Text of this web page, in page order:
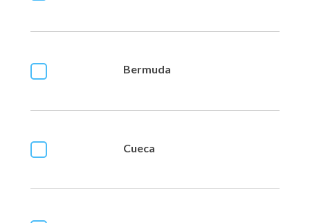
Bermuda
Cueca